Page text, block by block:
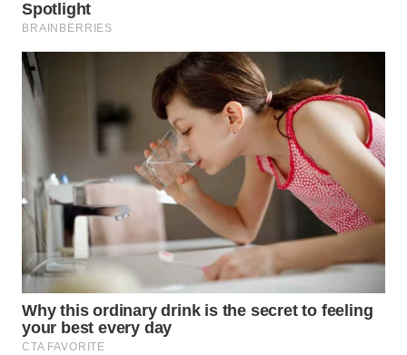
TANJUNG
LESUNG
KARO
WN
LABUHANBATU
WN
TAPANULI
TENGAH